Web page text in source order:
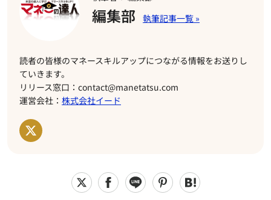
編集部
読者の皆様のマネースキルアップにつながる情報をお送りし
ていきます。
リリース窓口：contact@manetatsu.com
運営会社： 株式会社イード